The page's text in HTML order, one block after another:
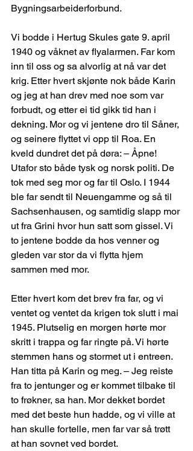
Bygningsarbeiderforbund.
Vi bodde i Hertug Skules gate 9. april
1940 og våknet av flyalarmen. Far kom
inn til oss og sa alvorlig at nå var det
krig. Etter hvert skjønte nok både Karin
og jeg at han drev med noe som var
forbudt, og etter ei tid gikk tid han i
dekning. Mor og vi jentene dro til Såner,
og seinere flyttet vi opp til Roa. En
kveld dundret det på døra: – Åpne!
Utafor sto både tysk og norsk politi. De
tok med seg mor og far til Oslo. I 1944
ble far sendt til Neuengamme og så til
Sachsenhausen, og samtidig slapp mor
ut fra Grini hvor hun satt som gissel. Vi
to jentene bodde da hos venner og
gleden var stor da vi flytta hjem
sammen med mor.
Etter hvert kom det brev fra far, og vi
ventet og ventet da krigen tok slutt i mai
1945. Plutselig en morgen hørte mor
skritt i trappa og far ringte på. Vi hørte
stemmen hans og stormet ut i entreen.
Han titta på Karin og meg. – Jeg reiste
fra to jentunger og er kommet tilbake til
to frøkner, sa han. Mor dekket bordet
med det beste hun hadde, og vi ville at
han skulle fortelle, men far var så trøtt
at han sovnet ved bordet.